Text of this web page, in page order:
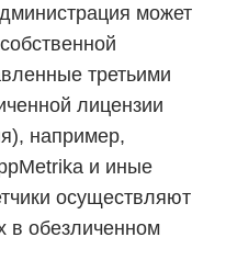
может
третьими
лицензии
например,
и иные
осуществляют
в обезличенном